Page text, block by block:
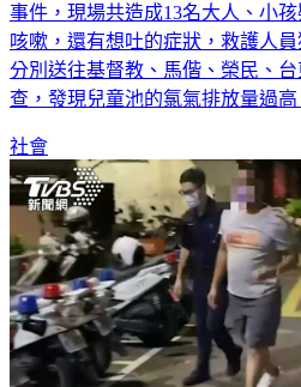
事件，現場共造成13名大人、小
咳嗽，還有想吐的症狀，救護人
分別送往基督教、馬偕、榮民、
查，發現兒童池的氯氣排放量過高
社會